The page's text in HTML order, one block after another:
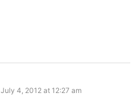
says:
July 4, 2012 at 12:27 am